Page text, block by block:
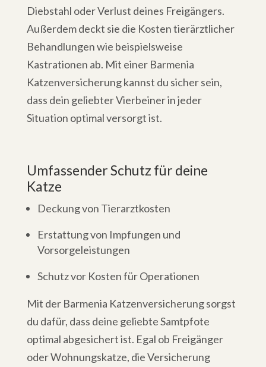
Diebstahl oder Verlust deines Freigängers.
Außerdem deckt sie die Kosten tierärztlicher
Behandlungen wie beispielsweise
Kastrationen ab. Mit einer Barmenia
Katzenversicherung kannst du sicher sein,
dass dein geliebter Vierbeiner in jeder
Situation optimal versorgt ist.
Umfassender Schutz für deine
Katze
Deckung von Tierarztkosten
Erstattung von Impfungen und
Vorsorgeleistungen
Schutz vor Kosten für Operationen
Mit der Barmenia Katzenversicherung sorgst
du dafür, dass deine geliebte Samtpfote
optimal abgesichert ist. Egal ob Freigänger
oder Wohnungskatze, die Versicherung